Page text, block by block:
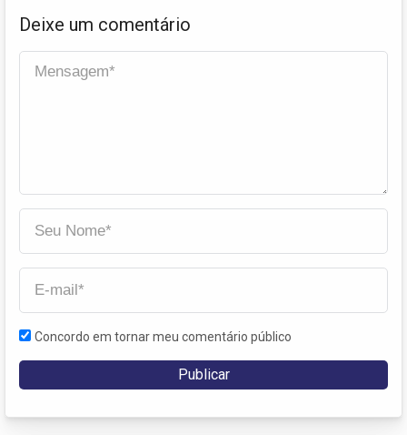
Deixe um comentário
Concordo em tornar meu comentário público